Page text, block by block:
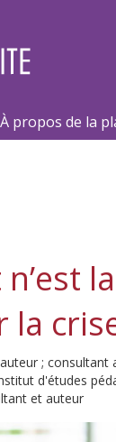
À propos de la
; consultant
d'études
et auteur